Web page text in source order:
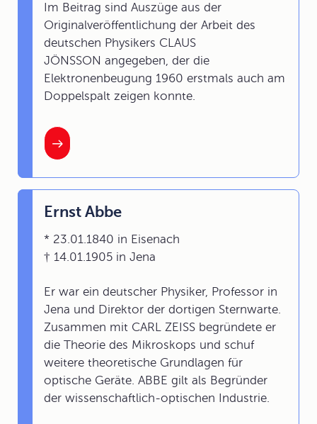
Im Beitrag sind Auszüge aus der
Originalveröffentlichung der Arbeit des
deutschen Physikers CLAUS
JÖNSSON angegeben, der die
Elektronenbeugung 1960 erstmals auch am
Doppelspalt zeigen konnte.
Ernst Abbe
* 23.01.1840 in Eisenach
† 14.01.1905 in Jena
Er war ein deutscher Physiker, Professor in
Jena und Direktor der dortigen Sternwarte.
Zusammen mit CARL ZEISS begründete er
die Theorie des Mikroskops und schuf
weitere theoretische Grundlagen für
optische Geräte. ABBE gilt als Begründer
der wissenschaftlich-optischen Industrie.